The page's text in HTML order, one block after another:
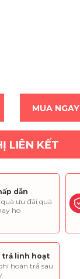
MUA NGAY
LIÊN KẾT
dẫn
ưu đãi quà
ho
trả linh hoạt
hoàn trả sau